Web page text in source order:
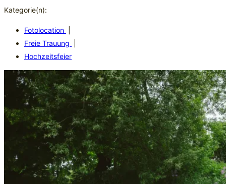
Kategorie(n):
Fotolocation
Freie Trauung
Hochzeitsfeier